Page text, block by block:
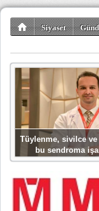
Siyaset
Tüylenme, sivilce
bu sendroma